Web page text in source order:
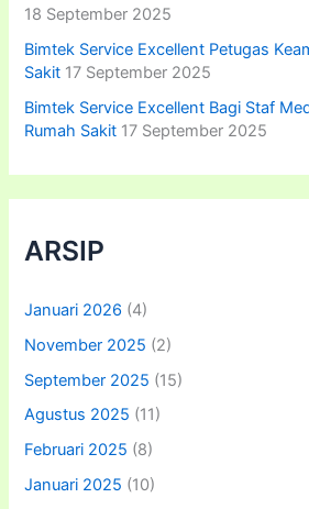
18 September 2025
Bimtek Service Excellent Petugas
Sakit 17 September 2025
Bimtek Service Excellent Bagi Staf
Rumah Sakit 17 September 2025
ARSIP
Januari 2026 (4)
November 2025 (2)
September 2025 (15)
Agustus 2025 (11)
Februari 2025 (8)
Januari 2025 (10)